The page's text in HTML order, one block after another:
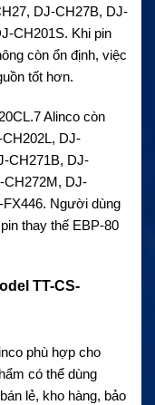
DJ-CH27B, DJ-
CH201S. Khi pin
còn ổn định, việc
tốt hơn.
Alinco còn
DJ-
CH271B, DJ-
CH272M, DJ-
Người dùng
thay thế EBP-80
TT-CS-
phù hợp cho
có thể dùng
lẻ, kho hàng, bảo